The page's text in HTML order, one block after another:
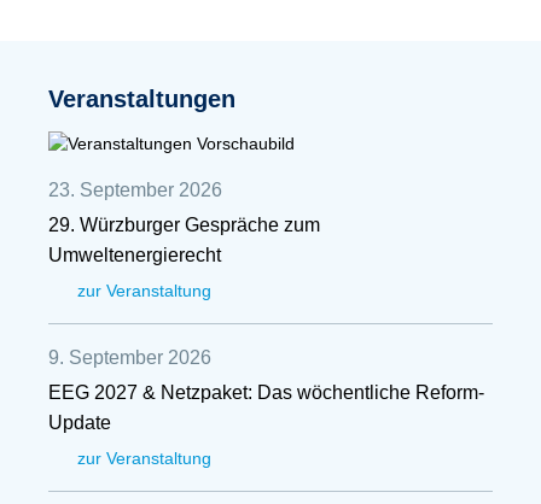
Veranstaltungen
23. September 2026
29. Würzburger Gespräche zum
Umweltenergierecht
zur Veranstaltung
9. September 2026
EEG 2027 & Netzpaket: Das wöchentliche Reform-
Update
zur Veranstaltung